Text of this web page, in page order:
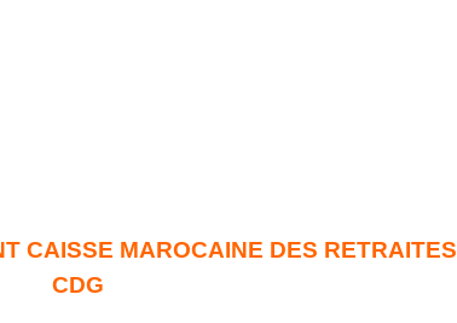
CAISSE MAROCAINE DES RETRAITES
CDG